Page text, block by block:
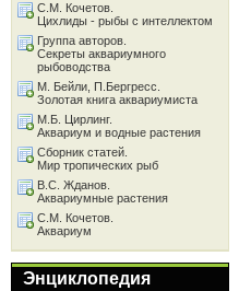
С.М. Кочетов.
Цихлиды - рыбы с интеллектом
Группа авторов.
Секреты аквариумного
рыбоводства
М. Бейли, П.Бергресс.
Золотая книга аквариумиста
М.Б. Цирлинг.
Аквариум и водные растения
Сборник статей.
Мир тропических рыб
В.С. Жданов.
Аквариумные растения
С.М. Кочетов.
Аквариум
Энциклопедия